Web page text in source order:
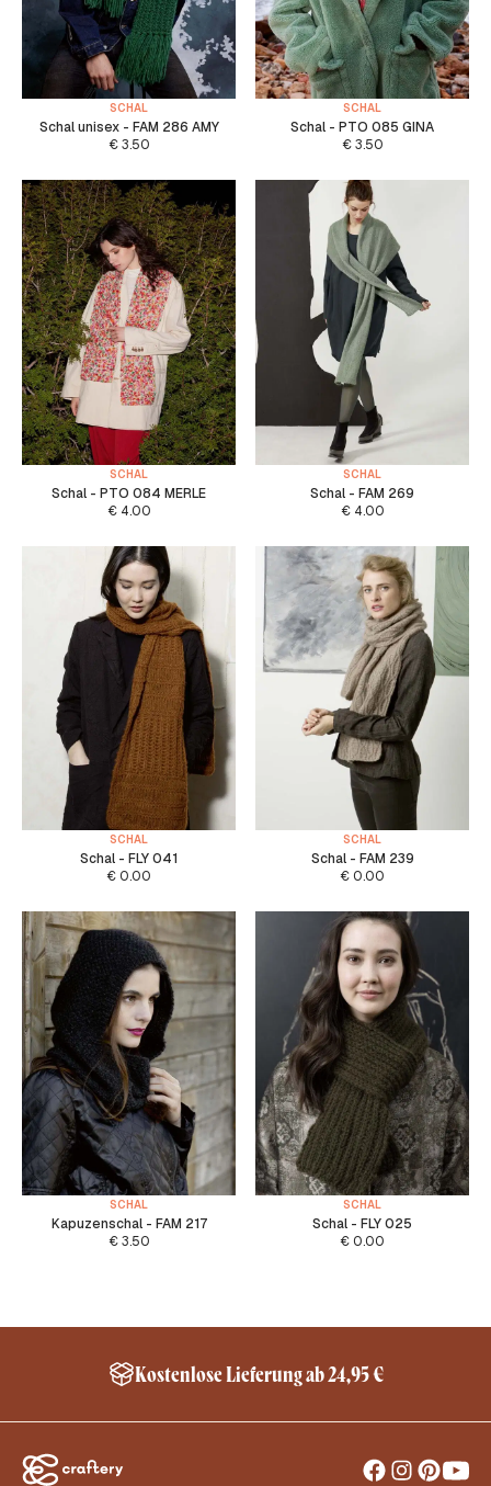
SCHAL
Schal unisex - FAM 286 AMY
€3.50
SCHAL
Schal - PTO 085 GINA
€3.50
SCHAL
Schal - PTO 084 MERLE
€4.00
SCHAL
Schal - FAM 269
€4.00
SCHAL
Schal - FLY 041
€ 0.00
SCHAL
Schal - FAM 239
€ 0.00
SCHAL
Kapuzenschal - FAM 217
€3.50
SCHAL
Schal - FLY 025
€ 0.00
Kostenlose Lieferung ab 24,95 €